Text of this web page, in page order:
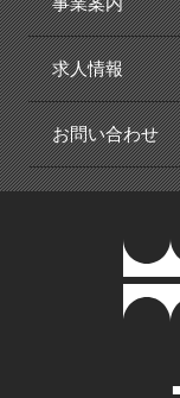
求人情報
お問い合わせ